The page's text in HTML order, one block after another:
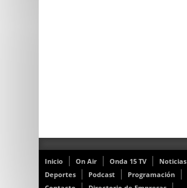
Inicio On Air Onda 15 TV
Noticias
Deportes
Podcast
Programación